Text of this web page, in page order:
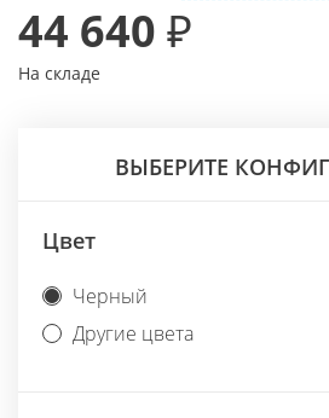
44 640 ₽
На складе
ВЫБЕРИТЕ
Цвет
Черный
Другие цвета